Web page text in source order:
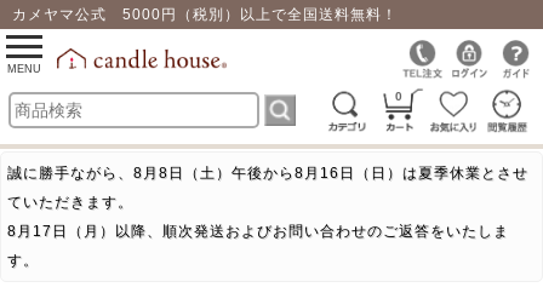
カメヤマ公式 5000円（税別）以上で全国送料無料！
0
toggle
navigation
MENU
誠に勝手ながら、8月8日（土）午後から8月16日（日）は夏季休業とさせ
ていただきます。
8月17日（月）以降、順次発送およびお問い合わせのご返答をいたしま
す。